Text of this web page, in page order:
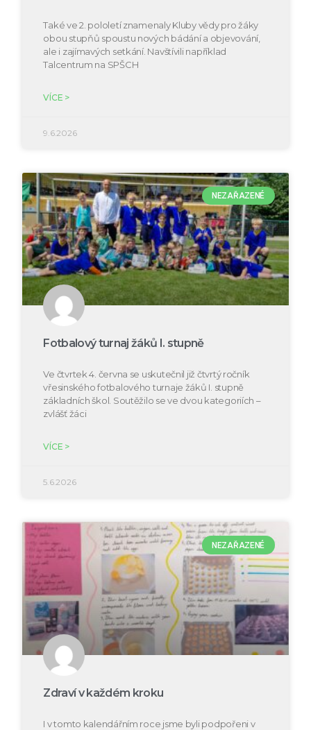
Také ve 2. pololetí znamenaly Kluby vědy pro žáky
obou stupňů spoustu nových bádání a objevování,
ale i zajímavých setkání. Navštívili například
Talcentrum na SPŠCH
VÍCE >
9.6.2026
NEZAŘAZENÉ
Fotbalový turnaj žáků I. stupně
Ve čtvrtek 4. června se uskutečnil již čtvrtý ročník
vřesinského fotbalového turnaje žáků I. stupně
základních škol. Soutěžilo se ve dvou kategoriích –
zvlášť žáci
VÍCE >
5.6.2026
NEZAŘAZENÉ
Zdraví v každém kroku
I v tomto kalendářním roce jsme byli podpořeni v